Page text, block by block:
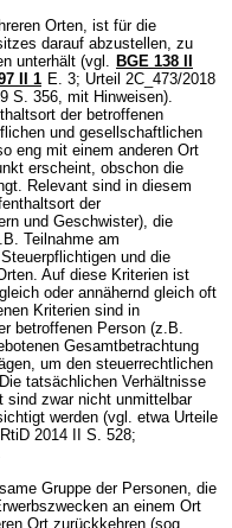
Orten, ist für die
darauf abzustellen, zu
unterhält (vgl. BGE 138 II
II 1 E. 3; Urteil 2C_473/2018
S. 356, mit Hinweisen).
der betroffenen
und gesellschaftlichen
eng mit einem anderen Ort
erscheint, obschon die
Relevant sind in diesem
der
und Geschwister), die
Teilnahme am
und die
Auf diese Kriterien ist
oder annähernd gleich oft
Kriterien sind in
betroffenen Person (z.B.
Gesamtbetrachtung
um den steuerrechtlichen
tatsächlichen Verhältnisse
sind zwar nicht unmittelbar
werden (vgl. etwa Urteile
2014 II S. 528;
Gruppe der Personen, die
an einem Ort
Ort zurückkehren (sog.